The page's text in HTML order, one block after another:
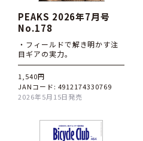
PEAKS 2026年7月号
No.178
・フィールドで解き明かす注
目ギアの実力。
1,540円
JANコード: 4912174330769
2026年5月15日発売